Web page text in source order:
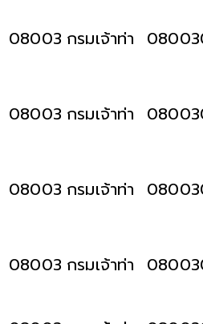
08003 กรมเจ้าท่า
08003 กรมเจ้าท่า
08003 กรมเจ้าท่า
08003 กรมเจ้าท่า